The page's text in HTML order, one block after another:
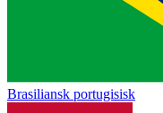
Brasiliansk portugisisk